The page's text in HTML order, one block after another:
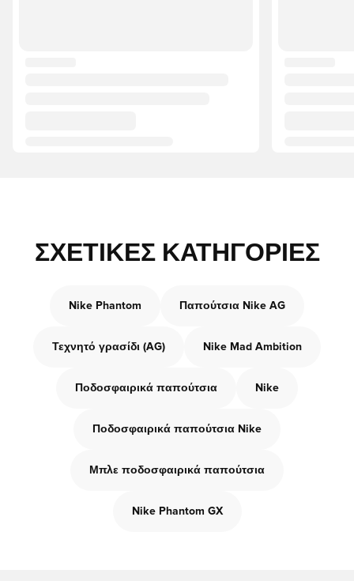
ΣΧΕΤΙΚΈΣ ΚΑΤΗΓΟΡΊΕΣ
Nike Phantom Παπούτσια Nike AG
Τεχνητό γρασίδι (AG) Nike Mad Ambition
Ποδοσφαιρικά παπούτσια Nike
Ποδοσφαιρικά παπούτσια Nike
Μπλε ποδοσφαιρικά παπούτσια
Nike Phantom GX